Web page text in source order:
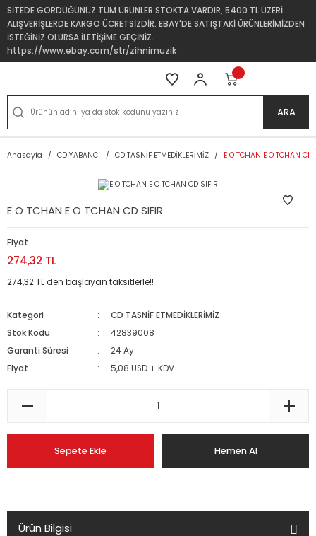
SİTEDE GÖRDÜĞÜNÜZ TÜM ÜRÜNLER STOKTA VARDIR, 5400 TL ÜZERİ
ALIŞVERİŞLERDE KARGO ÜCRETSİZDİR. EBAY'DE SATIŞTAKİ ÜRÜNLERİMİZDEN
İSTEĞİNİZ OLURSA İLETİŞİME GEÇİNİZ.
https://www.ebay.com/str/zihnimuzik
ARA
Anasayfa CD YABANCI CD TASNİF ETMEDİKLERİMİZ E O TCHAN E O TCHAN CD
E O TCHAN E O TCHAN CD SIFIR
Fiyat
274,32 TL
274,32 TL den başlayan taksitlerle!!
Kategori
CD TASNİF ETMEDİKLERİMİZ
Stok Kodu
42839008
Garanti Süresi
24 Ay
Fiyat
5,08 USD + KDV
Sepete Ekle Hemen Al
Ürün Bilgisi